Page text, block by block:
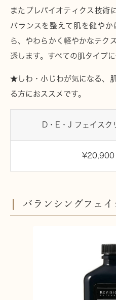
またプレバイオティクス技術
バランスを整えて肌を健や
ら、やわらかく軽やかなテク
透します。すべての肌タイプに
★しわ・小じわが気になる、
る方におススメです。
D・E・J フェイス
¥20,900
バランシングフェイ